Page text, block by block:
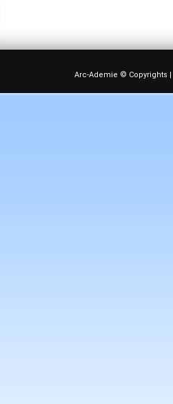
Arc-Ademie © Copyrights |